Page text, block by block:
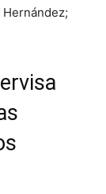
Hernández;